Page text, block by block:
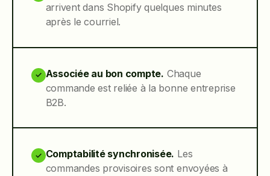
arrivent dans Shopify quelques minutes
après le courriel.
✓ Associée au bon compte. Chaque
commande est reliée à la bonne entreprise
B2B.
✓ Comptabilité synchronisée. Les
commandes provisoires sont envoyées à